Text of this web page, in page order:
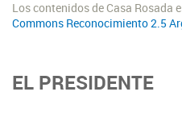
Los contenidos de Casa Rosada
Commons Reconocimiento 2.5
EL PRESIDENTE